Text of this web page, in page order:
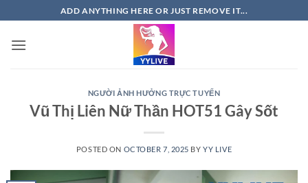
to
content
ADD ANYTHING HERE OR JUST REMOVE IT...
NGƯỜI ẢNH HƯỞNG TRỰC TUYẾN
Vũ Thị Liên Nữ Thần HOT51 Gây Sốt
POSTED ON OCTOBER 7, 2025 BYYY LIVE